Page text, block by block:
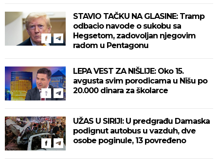
STAVIO TAČKU NA GLASINE: Tramp
odbacio navode o sukobu sa
Hegsetom, zadovoljan njegovim
radom u Pentagonu
LEPA VEST ZA NIŠLIJE: Oko 15.
avgusta svim porodicama u Nišu po
20.000 dinara za školarce
UŽAS U SIRIJI: U predgrađu Damaska
podignut autobus u vazduh, dve
osobe poginule, 13 povređeno